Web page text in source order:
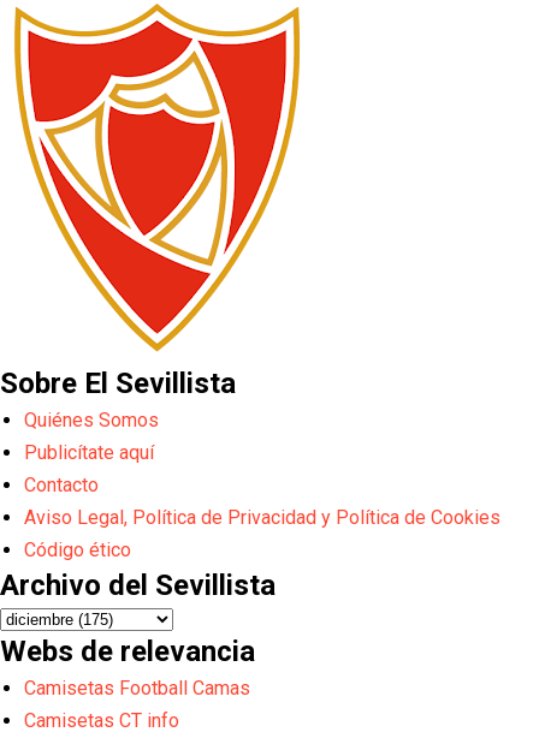
Sobre El Sevillista
Quiénes Somos
Publicítate aquí
Contacto
Aviso Legal, Política de Privacidad y Política de Cookies
Código ético
Archivo del Sevillista
Webs de relevancia
Camisetas Football Camas
Camisetas CT info